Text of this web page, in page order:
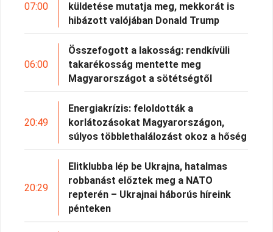
07:00
küldetése mutatja meg, mekkorát is
hibázott valójában Donald Trump
06:00
Összefogott a lakosság: rendkívüli
takarékosság mentette meg
Magyarországot a sötétségtől
20:49
Energiakrízis: feloldották a
korlátozásokat Magyarországon,
súlyos többlethalálozást okoz a hőség
20:29
Elitklubba lép be Ukrajna, hatalmas
robbanást előztek meg a NATO
repterén – Ukrajnai háborús híreink
pénteken